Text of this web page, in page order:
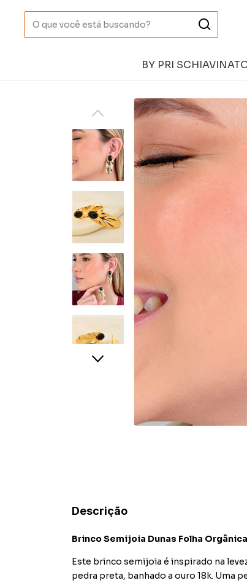
BY PRI
Descrição
Brinco Semijoia Dunas Folha
Este brinco semijoia é inspirado na
pedra preta, banhado a ouro 18k. Uma